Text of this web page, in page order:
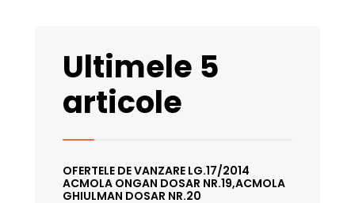
Ultimele 5
articole
OFERTELE DE VANZARE LG.17/2014
ACMOLA ONGAN DOSAR NR.19,ACMOLA
GHIULMAN DOSAR NR.20